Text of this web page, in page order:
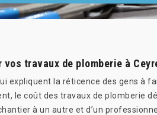
vos travaux de plomberie à
expliquent la réticence des gens à
le coût des travaux de plomberie
à un autre et d’un